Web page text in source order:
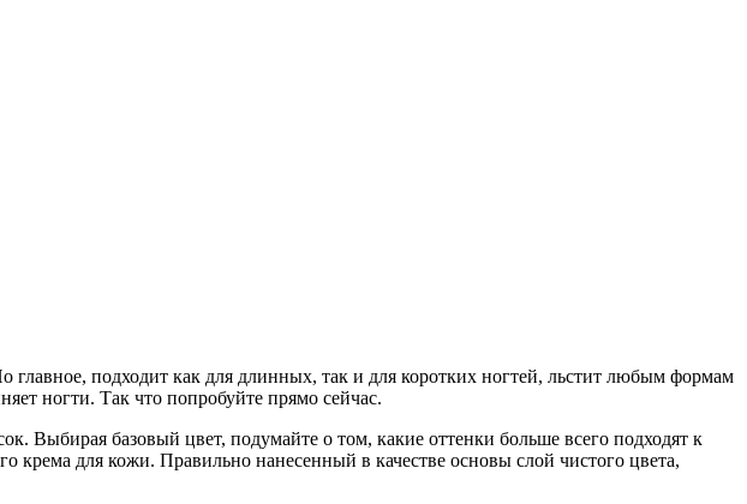
главное, подходит как для длинных, так и для коротких ногтей, льстит любым формам
ногти. Так что попробуйте прямо сейчас.
Выбирая базовый цвет, подумайте о том, какие оттенки больше всего подходят к
крема для кожи. Правильно нанесенный в качестве основы слой чистого цвета,